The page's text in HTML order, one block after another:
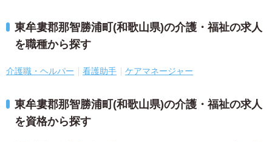
東牟婁郡那智勝浦町(和歌山県)の介護・福祉の求人
を職種から探す
介護職・ヘルパー 看護助手 ケアマネージャー
東牟婁郡那智勝浦町(和歌山県)の介護・福祉の求人
を資格から探す